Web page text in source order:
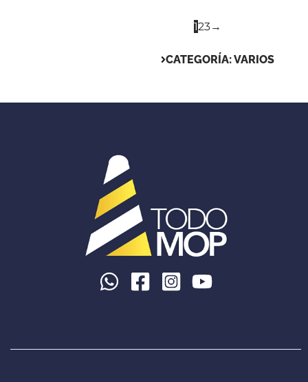
123→
CATEGORÍA: VARIOS